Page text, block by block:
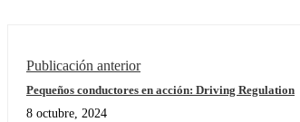
Publicación anterior
Pequeños conductores en acción: Driving Regulation
8 octubre, 2024